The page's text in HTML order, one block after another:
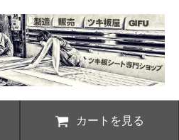
カートを見る